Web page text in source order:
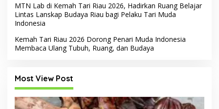
MTN Lab di Kemah Tari Riau 2026, Hadirkan Ruang Belajar
Lintas Lanskap Budaya Riau bagi Pelaku Tari Muda
Indonesia
Kemah Tari Riau 2026 Dorong Penari Muda Indonesia
Membaca Ulang Tubuh, Ruang, dan Budaya
Most View Post